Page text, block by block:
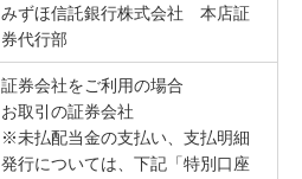
みずほ信託銀行株式会社 本店証
券代行部
証券会社をご利用の場合
お取引の証券会社
※未払配当金の支払い、支払明細
発行については、下記「特別口座